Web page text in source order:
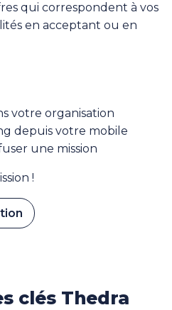
qui correspondent à vos
en acceptant ou en
votre organisation
depuis votre mobile
une mission
!
clés Thedra